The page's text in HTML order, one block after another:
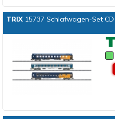
TRIX15737 Schlafwagen-Set CD